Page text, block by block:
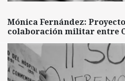
Mónica Fernández:
colaboración militar entre